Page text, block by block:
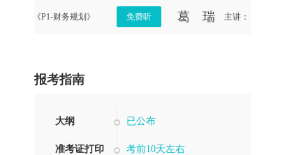
葛 瑞 主讲：《P2-战略财务管理》 免费听
报考指南
大纲 已公布
准考证打印 考前10天左右